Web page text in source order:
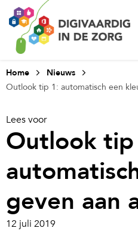
Home
Nieuws
Outlook tip 1: automatisch een
Lees voor
Outlook
geven aan
12 juli 2019